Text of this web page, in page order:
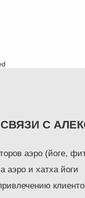
С
аэро (йоге,
аэро и хатха йоги